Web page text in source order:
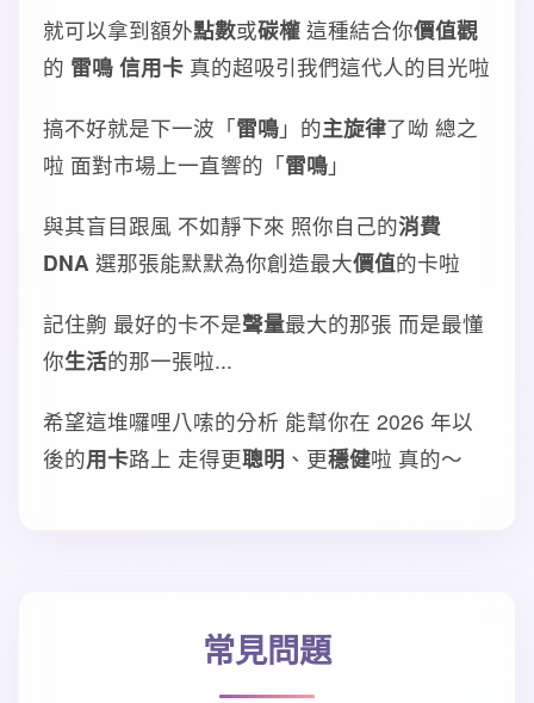
就可以拿到額外點數或碳權 這種結合你價值觀
的 雷鳴 信用卡 真的超吸引我們這代人的目光啦
搞不好就是下一波「雷鳴」的主旋律了呦 總之
啦 面對市場上一直響的「雷鳴」
與其盲目跟風 不如靜下來 照你自己的消費
DNA 選那張能默默為你創造最大價值的卡啦
記住齁 最好的卡不是聲量最大的那張 而是最懂
你生活的那一張啦...
希望這堆囉哩八嗦的分析 能幫你在 2026 年以
後的用卡路上 走得更聰明 、更穩健啦 真的～
常見問題